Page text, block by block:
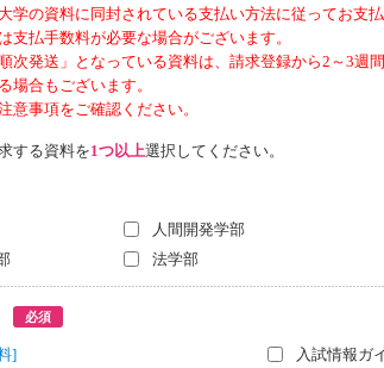
学の資料に同封されている支払い方法に従ってお支払
払手数料が必要な場合がございます。
次発送」となっている資料は、請求登録から2～3週
場合もございます。
意事項をご確認ください。
する資料を1つ以上選択してください。
人間開発学部
法学部
必須
] 入試情報ガ